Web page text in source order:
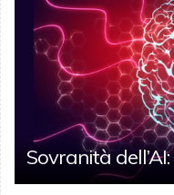
Sovranità